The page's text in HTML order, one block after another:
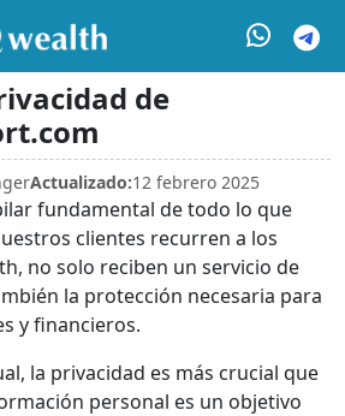
de
Actualizado:12 febrero 2025
fundamental de todo lo que
clientes recurren a los
no solo reciben un servicio de
la protección necesaria para
y financieros.
la privacidad es más crucial que
personal es un objetivo